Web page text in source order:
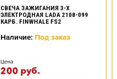
СВЕЧА ЗАЖИГАНИЯ 3-Х
ЭЛЕКТРОДНАЯ LADA 2108-099
КАРБ. FINWHALE FS2
Наличие: Под заказ
Цена
200 руб.